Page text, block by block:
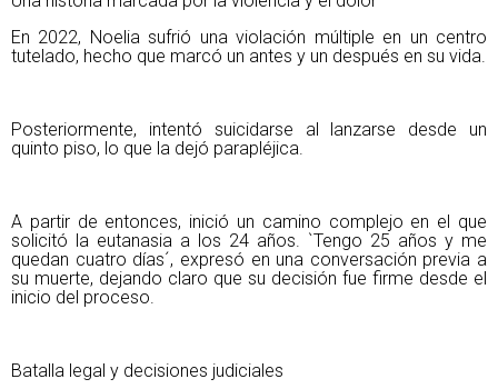
En 2022, Noelia sufrió una violación múltiple en un centro
tutelado, hecho que marcó un antes y un después en su vida.
Posteriormente, intentó suicidarse al lanzarse desde un
quinto piso, lo que la dejó parapléjica.
A partir de entonces, inició un camino complejo en el que
solicitó la eutanasia a los 24 años. `Tengo 25 años y me
quedan cuatro días´, expresó en una conversación previa a
su muerte, dejando claro que su decisión fue firme desde el
inicio del proceso.
Batalla legal y decisiones judiciales